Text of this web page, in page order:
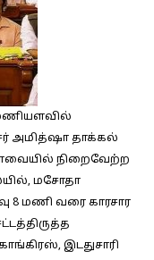
அமித்ஷா தாக்கல்
நிறைவேற்ற
மசோதா
8 மணி வரை காரசார
இடதுசாரி